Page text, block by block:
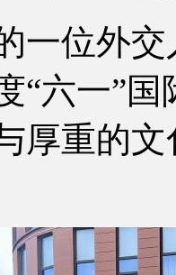
位外交
“六一”
厚重的